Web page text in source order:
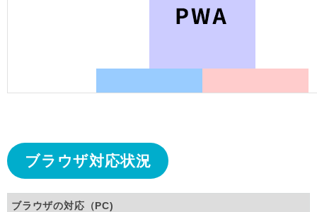
ブラウザ対応状況
ブラウザの対応（PC)